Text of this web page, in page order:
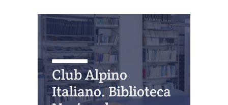
Club Alpino
Italiano. Biblioteca